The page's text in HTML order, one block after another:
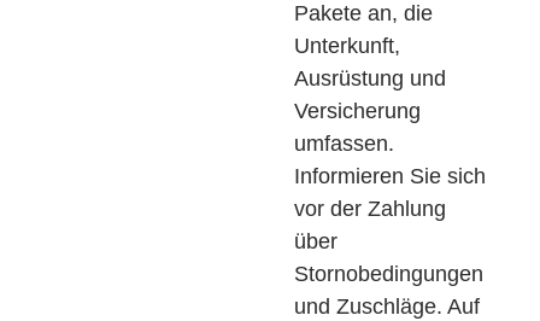
Pakete an, die
Unterkunft,
Ausrüstung und
Versicherung
umfassen.
Informieren Sie sich
vor der Zahlung
über
Stornobedingungen
und Zuschläge. Auf